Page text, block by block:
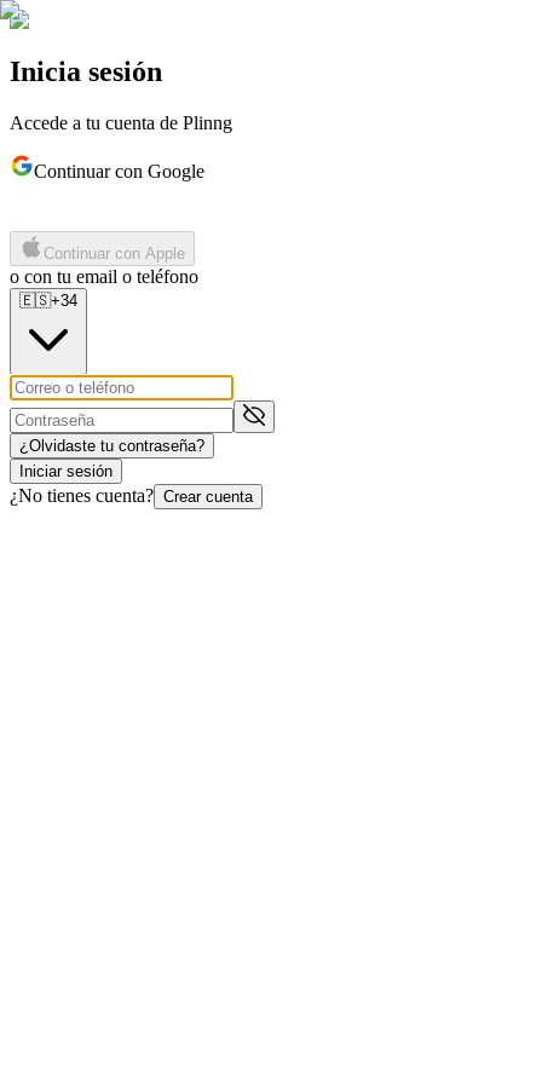
Inicia sesión
Accede a tu cuenta de Plinng
Continuar con Google
Continuar con Apple
o con tu email o teléfono
🇪🇸+34
¿Olvidaste tu contraseña?
Iniciar sesión
¿No tienes cuenta? Crear cuenta